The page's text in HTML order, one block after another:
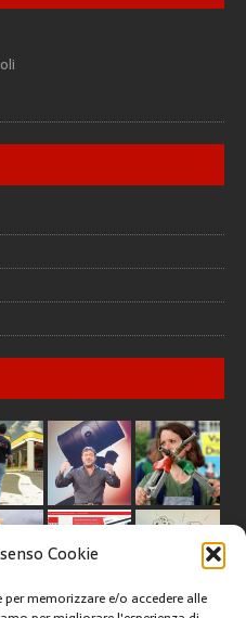
Cookie
memorizzare e/o accedere alle